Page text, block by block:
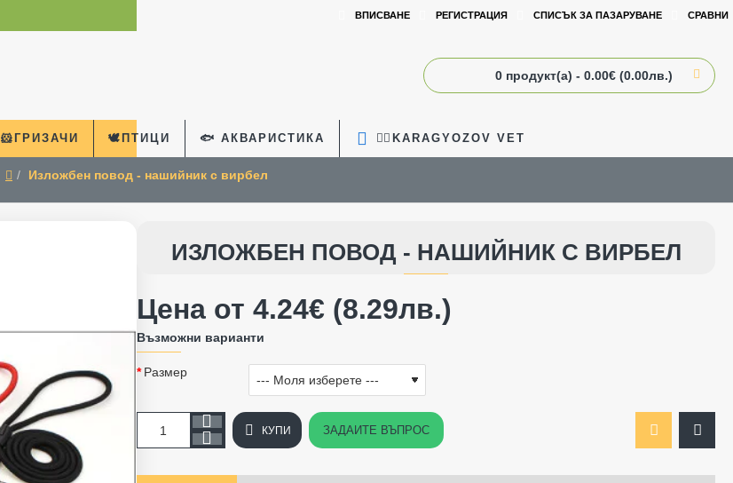
ВПИСВАНЕ РЕГИСТРАЦИЯ СПИСЪК ЗА ПАЗАРУВАНЕ СРАВНИ
0 продукт(а) - 0.00€ (0.00лв.)
🐹ГРИЗАЧИ 🕊️ПТИЦИ 🐟 АКВАРИСТИКА 🧑‍⚕️KARAGYOZOV VET
Изложбен повод - нашийник с вирбел
ИЗЛОЖБЕН ПОВОД - НАШИЙНИК С ВИРБЕЛ
Цена от 4.24€ (8.29лв.)
Възможни варианти
Размер
КУПИ ЗАДАЙТЕ ВЪПРОС